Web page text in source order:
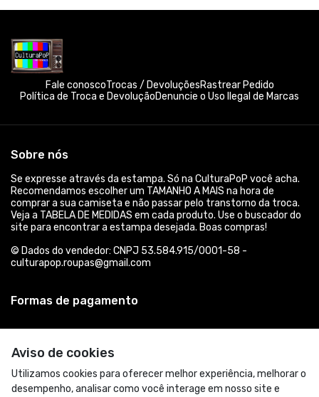
Aviso de cookies
Utilizamos cookies para oferecer melhor experiência, melhorar o
desempenho, analisar como você interage em nosso site e
Fale conoscoTrocas / DevoluçõesRastrear Pedido
Política de Troca e DevoluçãoDenuncie o Uso Ilegal de Marcas
Sobre nós
Se expresse através da estampa. Só na CulturaPoP você acha.
Recomendamos escolher um TAMANHO A MAIS na hora de
comprar a sua camiseta e não passar pelo transtorno da troca.
Veja a TABELA DE MEDIDAS em cada produto. Use o buscador do
site para encontrar a estampa desejada. Boas compras!
© Dados do vendedor: CNPJ 53.584.915/0001-58 -
culturapop.roupas@gmail.com
Formas de pagamento